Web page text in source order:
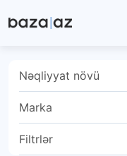
Nəqliyyat növü
Marka
Filtrlər